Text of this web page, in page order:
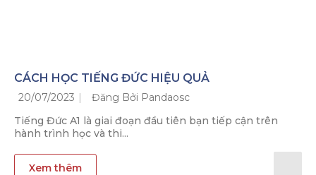
CÁCH HỌC TIẾNG ĐỨC HIỆU QUẢ
20/07/2023
Đăng Bởi Pandaosc
Tiếng Đức A1 là giai đoạn đầu tiên bạn tiếp cận trên
hành trình học và thi...
Xem thêm